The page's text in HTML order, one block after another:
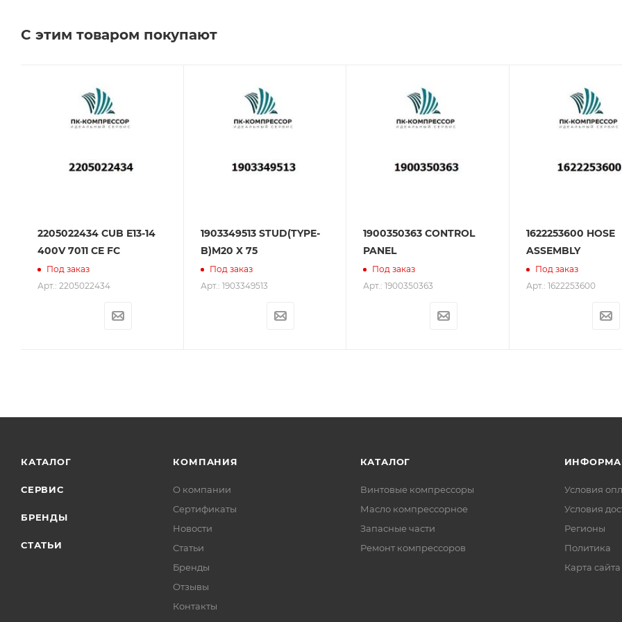
Сервисное обслуживание на всех этапах использования оборудования. ООО «ПК-Компрессор» - надежный
С этим товаром покупают
2205022434 CUB E13-14
400V 7011 CE FC
Под заказ
Арт.: 2205022434
1903349513 STUD(TYPE-
B)M20 X 75
Под заказ
Арт.: 1903349513
1900350363 CONTROL
PANEL
Под заказ
Арт.: 1900350363
1622253600 HOSE
ASSEMBLY
Под заказ
Арт.: 1622253600
КАТАЛОГ
СЕРВИС
БРЕНДЫ
СТАТЬИ
КОМПАНИЯ
О компании
Сертификаты
Новости
Статьи
Бренды
Отзывы
Контакты
КАТАЛОГ
Винтовые компрессоры
Масло компрессорное
Запасные части
Ремонт компрессоров
Условия
Условия
Регионы
Политика
Карта сайта